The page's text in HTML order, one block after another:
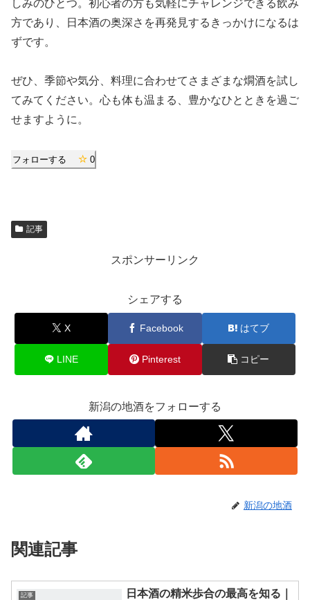
しみのひとつ。初心者の方も気軽にチャレンジできる飲み
方であり、日本酒の奥深さを再発見するきっかけになるは
ずです。
ぜひ、季節や気分、料理に合わせてさまざまな燗酒を試し
てみてください。心も体も温まる、豊かなひとときを過ご
せますように。
フォローする 0
記事
スポンサーリンク
シェアする
X Facebook はてブ
LINE Pinterest コピー
新潟の地酒をフォローする
新潟の地酒
関連記事
記事
日本酒の精米歩合の最高を知る｜